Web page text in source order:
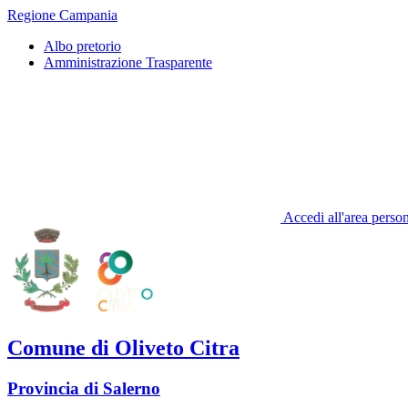
Regione Campania
Albo pretorio
Amministrazione Trasparente
Accedi all'area
Comune di Oliveto Citra
Provincia di Salerno